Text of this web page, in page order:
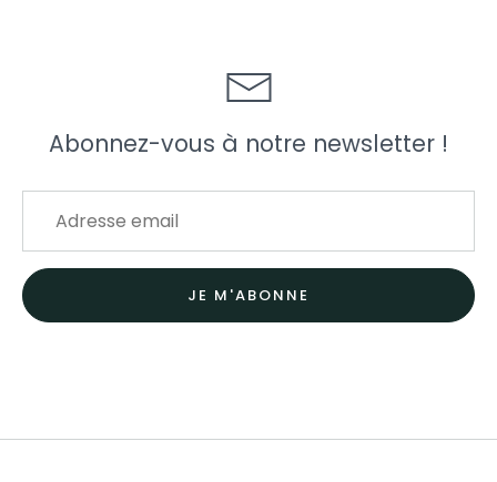
Abonnez-vous à notre newsletter !
JE M'ABONNE